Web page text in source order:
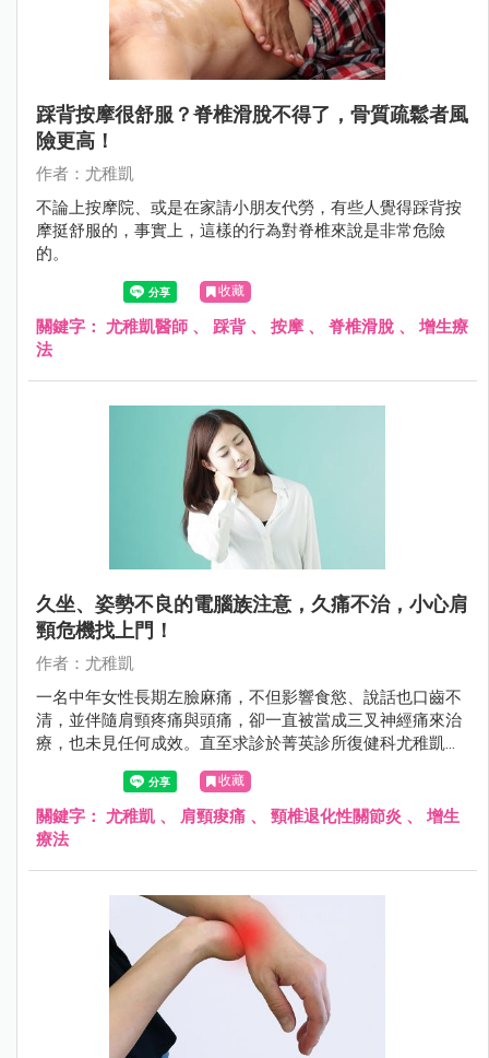
踩背按摩很舒服？脊椎滑脫不得了，骨質疏鬆者風
險更高！
作者：尤稚凱
不論上按摩院、或是在家請小朋友代勞，有些人覺得踩背按
摩挺舒服的，事實上，這樣的行為對脊椎來說是非常危險
的。
收藏
關鍵字： 尤稚凱醫師 、 踩背、 按摩 、脊椎滑脫 、 增生療
法
久坐、姿勢不良的電腦族注意，久痛不治，小心肩
頸危機找上門！
作者：尤稚凱
一名中年女性長期左臉麻痛，不但影響食慾、說話也口齒不
清，並伴隨肩頸疼痛與頭痛，卻一直被當成三叉神經痛來治
療，也未見任何成效。直至求診於菁英診所復健科尤稚凱醫
師，才被確診為頸椎退化性關節炎，且因椎間盤突出壓迫到
耳大神經的源頭，於是產生左臉麻痛。為了同時解除神經壓
迫並改善退化性關節炎，尤醫師選擇施予增生療法，兩次治
療後惱人的症狀終於消失。
收藏
關鍵字： 尤稚凱 、 肩頸痠痛 、 頸椎退化性關節炎 、 增生
療法